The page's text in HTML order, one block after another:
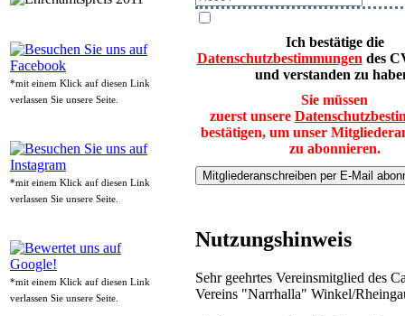
*mit einem Klick auf diesen Link
verlassen Sie unsere Seite.
*mit einem Klick auf diesen Link
verlassen Sie unsere Seite.
*mit einem Klick auf diesen Link
verlassen Sie unsere Seite.
Ich bestätige die
Datenschutzbestimmungen des
und verstanden zu
Sie müssen
zuerst unsere
bestätigen, um unser
zu abonnieren.
Mitgliederanschreiben per E-Mail
Nutzungshinweis
Sehr geehrtes Vereinsmitglied des
Vereins "Narrhalla" Winkel/